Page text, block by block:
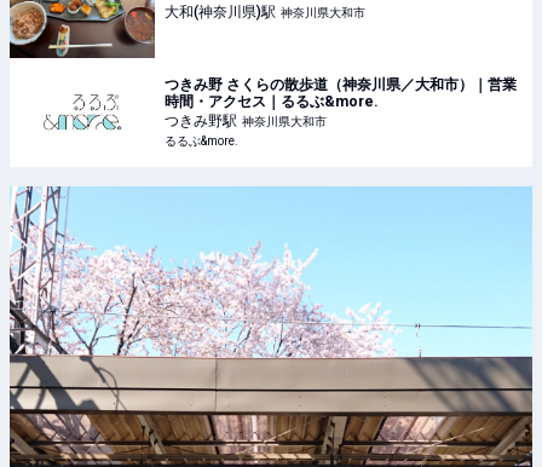
大和(神奈川県)駅 神奈川県大和市
つきみ野 さくらの散歩道（神奈川県／大和市）｜営業
時間・アクセス｜るるぶ&more.
つきみ野駅 神奈川県大和市
るるぶ&more.